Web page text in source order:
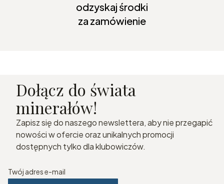
odzyskaj środki
za zamówienie
Dołącz do świata
minerałów!
Zapisz się do naszego newslettera, aby nie przegapić
nowości w ofercie oraz unikalnych promocji
dostępnych tylko dla klubowiczów.
Twój adres e-mail